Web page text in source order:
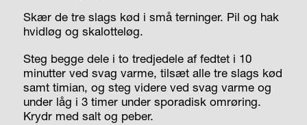
Skær de tre slags kød i små terninger. Pil og hak
hvidløg og skalotteløg.
Steg begge dele i to tredjedele af fedtet i 10
minutter ved svag varme, tilsæt alle tre slags kød
samt timian, og steg videre ved svag varme og
under låg i 3 timer under sporadisk omrøring.
Krydr med salt og peber.